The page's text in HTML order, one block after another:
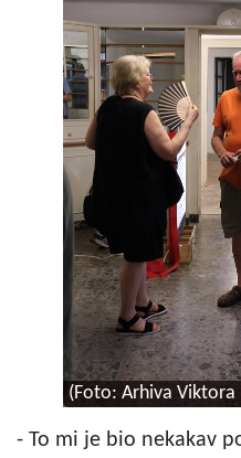
(Foto: Arhiva Viktora
- To mi je bio nekakav